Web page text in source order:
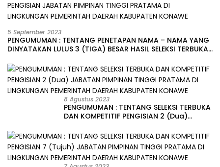
5 September 2023
PENGUMUMAN : TENTANG PENETAPAN NAMA – NAMA YANG
DINYATAKAN LULUS 3 (TIGA) BESAR HASIL SELEKSI TERBUKA
LINGKUNGAN PEMERINTAH DAERAH KABUPATEN KONAWE
8 Agustus 2023
PENGUMUMAN : TENTANG SELEKSI TERBUKA
DAN KOMPETITIF PENGISIAN 2 (Dua)
LINGKUNGAN PEMERINTAH DAERAH
KABUPATEN KONAWE